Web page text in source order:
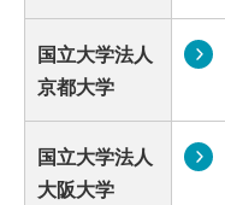
国立大学法人
京都大学
国立大学法人
大阪大学